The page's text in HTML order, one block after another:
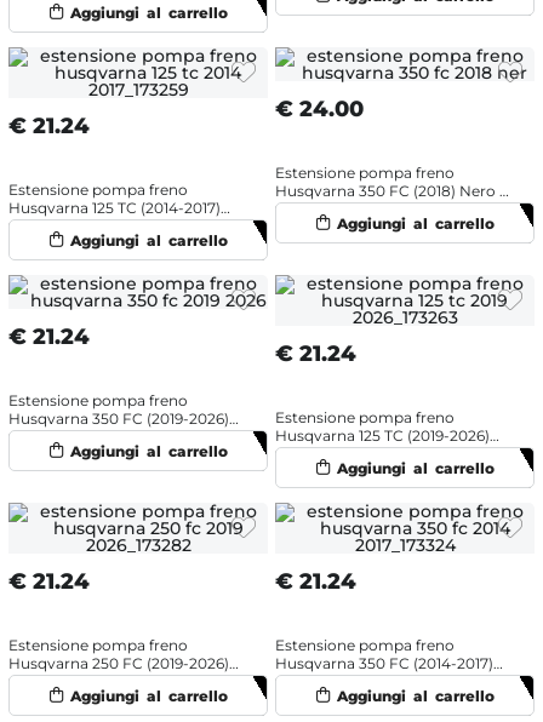
€ 21.24
Estensione pompa freno
Husqvarna 125 TC (2014-2017)
Blu - NRTeam
€ 24.00
Estensione pompa freno
Husqvarna 350 FC (2018) Nero -
NRTeam
€ 21.24
Estensione pompa freno
Husqvarna 350 FC (2019-2026)
Arancione - NRTeam
€ 21.24
Estensione pompa freno
Husqvarna 125 TC (2019-2026)
Blu - NRTeam
€ 21.24
Estensione pompa freno
Husqvarna 250 FC (2019-2026)
Nero - NRTeam
€ 21.24
Estensione pompa freno
Husqvarna 350 FC (2014-2017)
Blu - NRTeam